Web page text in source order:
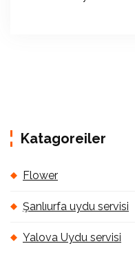
Katagoreiler
Flower
Şanlıurfa uydu servisi
Yalova Uydu servisi